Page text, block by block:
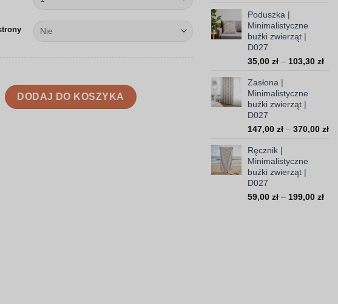
buźki zwierząt | D027
DODAJ DO KOSZYKA
Poduszka |
Minimalistyczne
buźki zwierząt |
D027
35,00 zł – 103,30 zł
Zasłona |
Minimalistyczne
buźki zwierząt |
D027
147,00 zł – 370,00 zł
Ręcznik |
Minimalistyczne
buźki zwierząt |
D027
59,00 zł – 199,00 zł